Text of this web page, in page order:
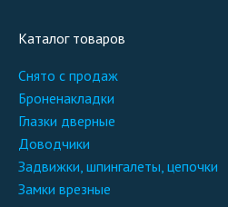
Каталог товаров
снято с продаж
броненакладки
глазки дверные
доводчики
задвижки, шпингалеты, цепочки
замки врезные